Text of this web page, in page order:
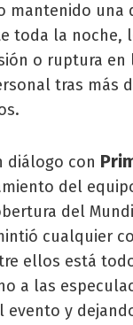
mantenido una
toda la noche,
o ruptura en
tras más
diálogo con
del
del
cualquier
ellos está
a las
evento y